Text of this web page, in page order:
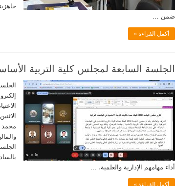
ضمن …
أكمل القراءة »
الجلسة السابعة لمجلس كلية التربية
محمد
أداء مهامهم الإدارية والعلمية، …
أكمل القراءة »